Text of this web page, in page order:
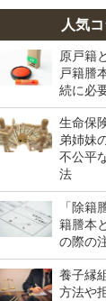
人気
原戸籍
戸籍謄
続に必
生命保
弟姉妹
不公平
法
「除籍
籍謄本
の際の
養子縁
方法や